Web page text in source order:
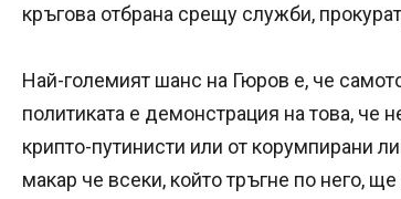
кръгова отбрана срещу служби,
Най-големият шанс на Гюров е, че
политиката е демонстрация на това, че
крипто-путинисти или от корумпирани
макар че всеки, който тръгне по него,